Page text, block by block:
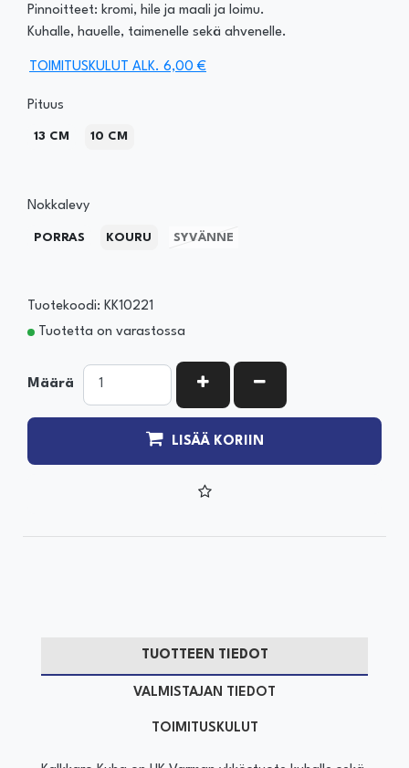
Pinnoitteet: kromi, hile ja maali ja loimu.
Kuhalle, hauelle, taimenelle sekä ahvenelle.
TOIMITUSKULUT ALK. 6,00 €
Pituus
13 CM 10 CM
Nokkalevy
PORRAS KOURU SYVÄNNE
Tuotekoodi: KK10221
Tuotetta on varastossa
Määrä KASVATA MÄÄRÄÄ
VÄHENNÄ MÄÄRÄÄ
LISÄÄ KORIIN
TUOTTEEN TIEDOT
VALMISTAJAN TIEDOT
TOIMITUSKULUT